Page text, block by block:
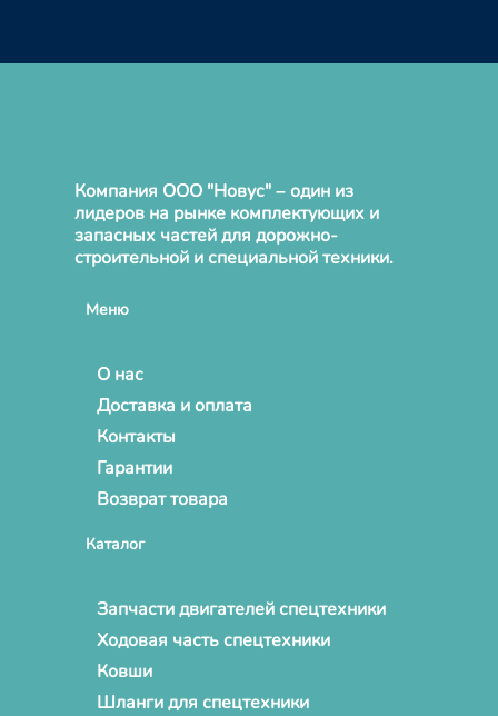
Компания ООО "Новус" – один из
лидеров на рынке комплектующих и
запасных частей для дорожно-
строительной и специальной техники.
Меню
О нас
Доставка и оплата
Контакты
Гарантии
Возврат товара
Каталог
Запчасти двигателей спецтехники
Ходовая часть спецтехники
Ковши
Шланги для спецтехники